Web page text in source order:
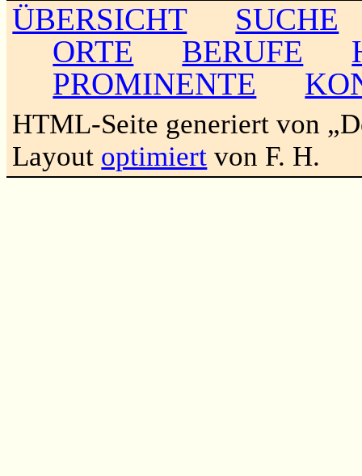
ÜBERSICHT
SUCHE
ORTE
BERUFE
PROMINENTE
HTML-Seite generiert von
Layout optimiert von F. H.